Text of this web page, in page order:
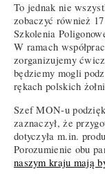
To jednak nie
zobaczyć również
Szkolenia
W ramach
zorganizujemy
będziemy mogli
rękach polskich
Szef MON-u
zaznaczył, że
dotyczyła m.in.
Porozumienie obu
naszym kraju mają